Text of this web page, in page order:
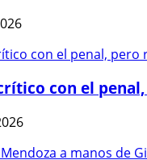
con el